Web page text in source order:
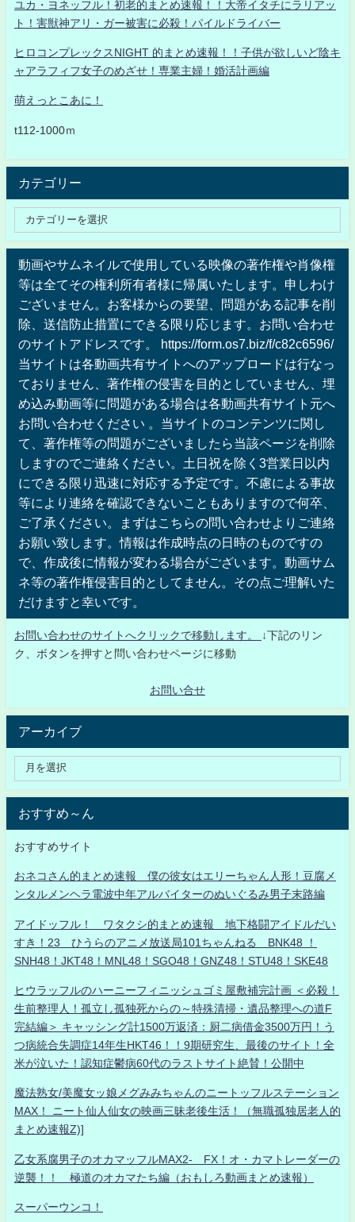
ユカ・ヨネッフル！初老的まとめ速報！！大帝イタチにラリアッ
ト！害獣神アリ・ガー被害に必殺！パイルドライバー
ヒロコンプレックスNIGHT 的まとめ速報！！子供が欲しいど陰キ
ャアラフィフ女子のめざせ！専業主婦！婚活計画編
萌えっとこあに！
t112-1000ｍ
カテゴリー
動画やサムネイルで使用している映像の著作権や肖像権
等は全てその権利所有者様に帰属いたします。申しわけ
ございません。お客様からの要望、問題がある記事を削
除、送信防止措置にできる限り応じます。お問い合わせ
のサイトアドレスです。 https://form.os7.biz/f/c82c6596/
当サイトは各動画共有サイトへのアップロードは行なっ
ておりません、著作権の侵害を目的としていません、埋
め込み動画等に問題がある場合は各動画共有サイト元へ
お問い合わせください 。当サイトのコンテンツに関し
て、著作権等の問題がございましたら当該ページを削除
しますのでご連絡ください。土日祝を除く3営業日以内
にできる限り迅速に対応する予定です。不慮による事故
等により連絡を確認できないこともありますので何卒、
ご了承ください。まずはこちらの問い合わせよりご連絡
お願い致します。情報は作成時点の日時のものですの
で、作成後に情報が変わる場合がございます。動画サム
ネ等の著作権侵害目的としてません。その点ご理解いた
だけますと幸いです。
お問い合わせのサイトへクリックで移動します。
↓下記のリン
ク、ボタンを押すと問い合わせページに移動
お問い合せ
アーカイブ
おすすめ～ん
おすすめサイト
おネコさん的まとめ速報 僕の彼女はエリーちゃん人形！豆腐メ
ンタルメンヘラ電波中年アルバイターのぬいぐるみ男子末路編
アイドッフル！ ワタクシ的まとめ速報 地下格闘アイドルだい
すき！23 ひうらのアニメ放送局101ちゃんねる BNK48 ！
SNH48！JKT48！MNL48！SGO48！GNZ48！STU48！SKE48
ヒウラッフルのハーニーフィニッシュゴミ屋敷補完計画 ＜必殺！
生前整理人！孤立し孤独死からの～特殊清掃・遺品整理への道F
完結編＞ キャッシング計1500万返済：厨二病借金3500万円！う
つ病統合失調症14年生HKT46！！9期研究生、最後のサイト！全
米が泣いた！認知症鬱病60代のラストサイト絶賛！公開中
魔法熟女/美魔女ッ娘メグみみちゃんのニートッフルステーション
MAX！ ニート仙人仙女の映画三昧老後生活！（無職孤独居老人的
まとめ速報Z)]
乙女系腐男子のオカマッフルMAX2- FX！オ・カマトレーダーの
逆襲！！ 極道のオカマたち編（おもしろ動画まとめ速報）
スーパーウンコ！